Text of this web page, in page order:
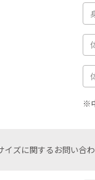
※
イズに関するお問い合